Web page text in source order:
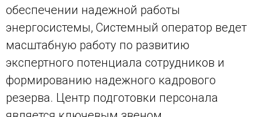
обеспечении надежной работы
энергосистемы, Системный оператор ведет
масштабную работу по развитию
экспертного потенциала сотрудников и
формированию надежного кадрового
резерва. Центр подготовки персонала